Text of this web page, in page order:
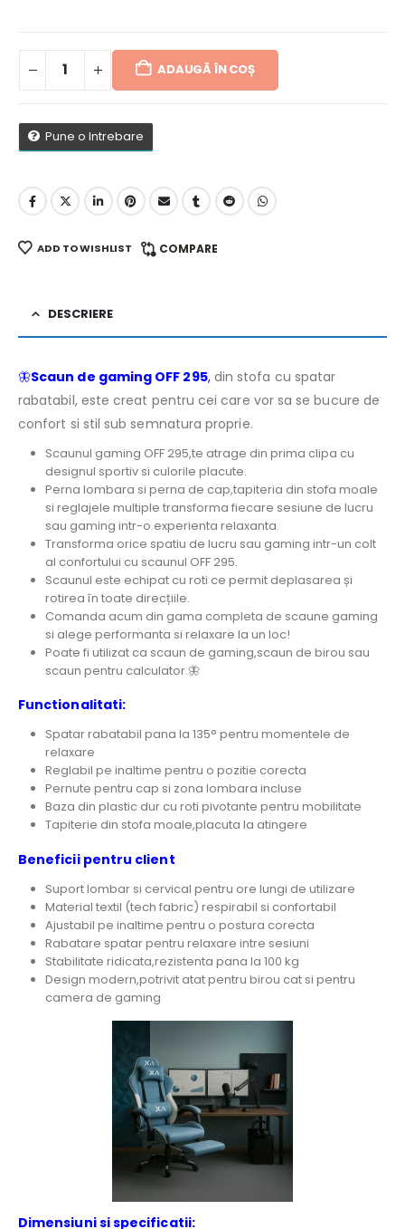
ADAUGĂ ÎN COȘ
Pune o Intrebare
ADD TO WISHLIST COMPARE
DESCRIERE
🦋Scaun de gaming OFF 295,din stofa cu spatar
rabatabil, este creat pentru cei care vor sa se bucure de
confort si stil sub semnatura proprie.
Scaunul gaming OFF 295,te atrage din prima clipa cu
designul sportiv si culorile placute.
Perna lombara si perna de cap,tapiteria din stofa moale
si reglajele multiple transforma fiecare sesiune de lucru
sau gaming intr-o experienta relaxanta.
Transforma orice spatiu de lucru sau gaming intr-un colt
al confortului cu scaunul OFF 295.
Scaunul este echipat cu roti ce permit deplasarea și
rotirea în toate direcțiile.
Comanda acum din gama completa de scaune gaming
si alege performanta si relaxare la un loc!
Poate fi utilizat ca scaun de gaming,scaun de birou sau
scaun pentru calculator.🦋
Functionalitati:
Spatar rabatabil pana la 135° pentru momentele de
relaxare
Reglabil pe inaltime pentru o pozitie corecta
Pernute pentru cap si zona lombara incluse
Baza din plastic dur cu roti pivotante pentru mobilitate
Tapiterie din stofa moale,placuta la atingere
Beneficii pentru client
Suport lombar si cervical pentru ore lungi de utilizare
Material textil (tech fabric) respirabil si confortabil
Ajustabil pe inaltime pentru o postura corecta
Rabatare spatar pentru relaxare intre sesiuni
Stabilitate ridicata,rezistenta pana la 100 kg
Design modern,potrivit atat pentru birou cat si pentru
camera de gaming
Dimensiuni si specificatii: